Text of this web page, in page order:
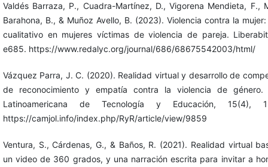
Valdés Barraza, P., Cuadra-Martínez, D., Vigorena Mendieta, F.,
Barahona, B., & Muñoz Avello, B. (2023). Violencia contra la
cualitativo en mujeres víctimas de violencia de pareja.
e685. https://www.redalyc.org/journal/686/68675542003/html/
Vázquez Parra, J. C. (2020). Realidad virtual y desarrollo de
de reconocimiento y empatía contra la violencia de género.
Latinoamericana de Tecnología y Educación, 15(4),
https://camjol.info/index.php/RyR/article/view/9859
Ventura, S., Cárdenas, G., & Baños, R. (2021). Realidad virtual
un video de 360 grados, y una narración escrita para invitar a